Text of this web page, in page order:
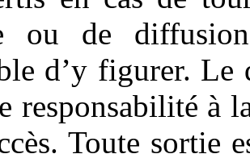
ou de
d’y figurer. Le
responsabilité à
Toute sortie